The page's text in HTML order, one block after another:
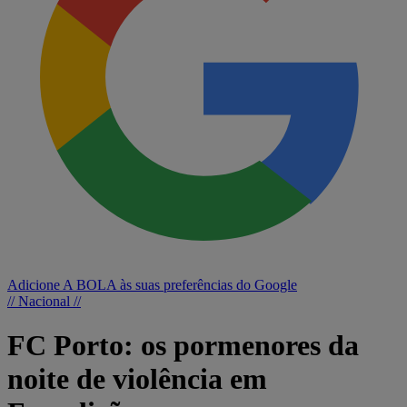
Adicione A BOLA às suas preferências do Google
// Nacional //
FC Porto: os pormenores da
noite de violência em